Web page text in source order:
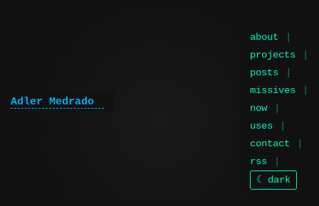
Adler Medrado
about
projects
posts
missives
now
uses
contact
rss
☾ dark